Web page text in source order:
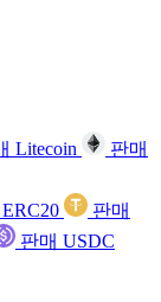
Litecoin
판매
판매
판매 USDC